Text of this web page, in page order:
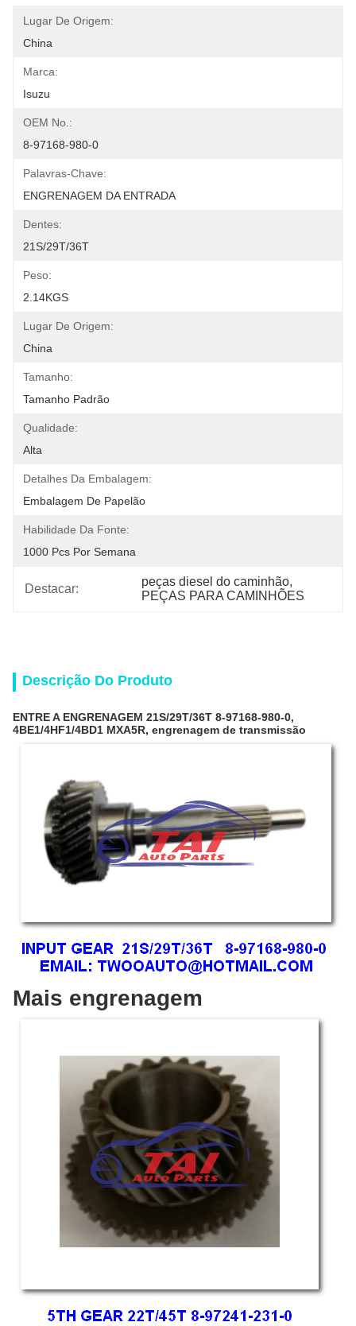
Lugar De Origem:
China
Marca:
Isuzu
OEM No.:
8-97168-980-0
Palavras-Chave:
ENGRENAGEM DA ENTRADA
Dentes:
21S/29T/36T
Peso:
2.14KGS
Lugar De Origem:
China
Tamanho:
Tamanho Padrão
Qualidade:
Alta
Detalhes Da Embalagem:
Embalagem De Papelão
Habilidade Da Fonte:
1000 Pcs Por Semana
Destacar:
peças diesel do caminhão,
PEÇAS PARA CAMINHÕES
Descrição Do Produto
ENTRE A ENGRENAGEM 21S/29T/36T 8-97168-980-0,
4BE1/4HF1/4BD1 MXA5R, engrenagem de transmissão
Mais engrenagem